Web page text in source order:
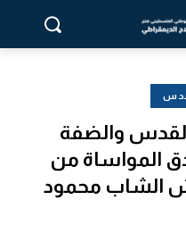
القدس والضفة
المواساة من
الشاب محمود